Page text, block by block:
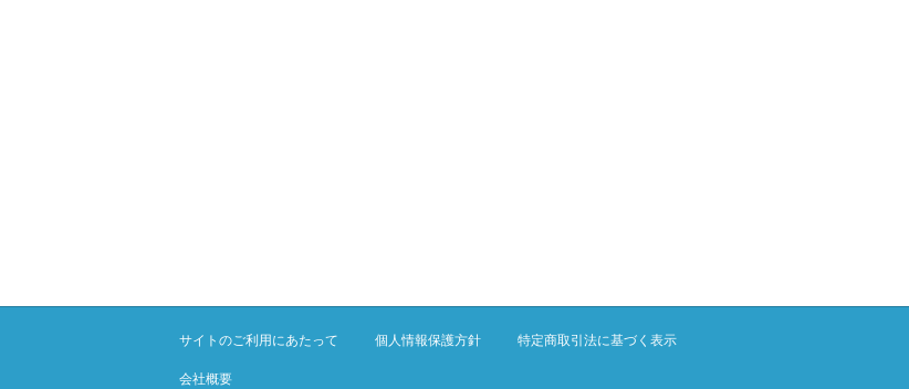
サイトのご利用にあたって 個人情報保護方針 特定商取引法に基づく表示
会社概要